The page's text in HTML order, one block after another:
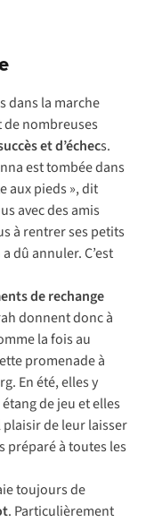
dans la marche
de nombreuses
et d’échecs.
est tombée dans
aux pieds », dit
avec des amis
à rentrer ses petits
dû annuler. C’est
de rechange
donnent donc à
la fois au
promenade à
En été, elles y
de jeu et elles
plaisir de leur laisser
préparé à toutes les
toujours de
. Particulièrement